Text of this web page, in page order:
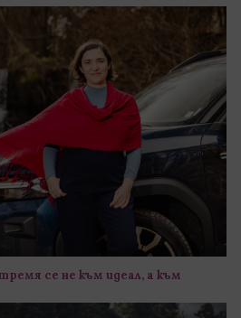
се не към идеал, а към